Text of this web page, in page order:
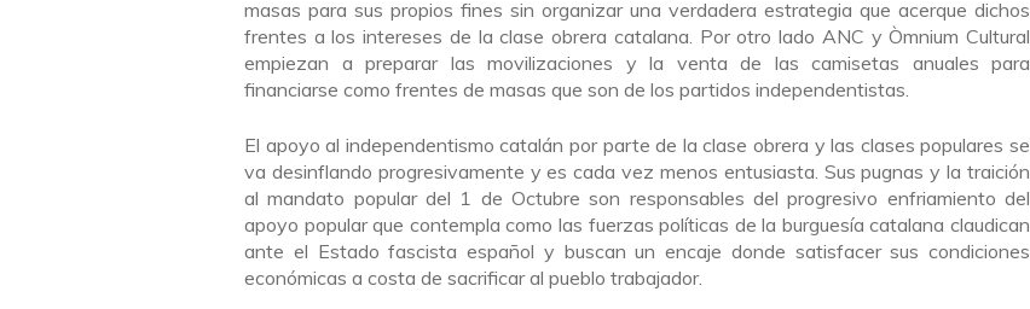
masas para sus propios fines sin organizar una verdadera estrategia que acerque dichos
frentes a los intereses de la clase obrera catalana. Por otro lado ANC y Òmnium Cultural
empiezan a preparar las movilizaciones y la venta de las camisetas anuales para
financiarse como frentes de masas que son de los partidos independentistas.
El apoyo al independentismo catalán por parte de la clase obrera y las clases populares se
va desinflando progresivamente y es cada vez menos entusiasta. Sus pugnas y la traición
al mandato popular del 1 de Octubre son responsables del progresivo enfriamiento del
apoyo popular que contempla como las fuerzas políticas de la burguesía catalana claudican
ante el Estado fascista español y buscan un encaje donde satisfacer sus condiciones
económicas a costa de sacrificar al pueblo trabajador.